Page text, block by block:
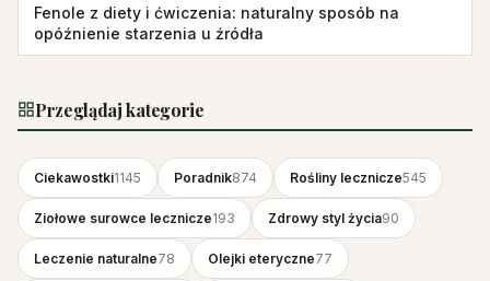
Fenole z diety i ćwiczenia: naturalny sposób na
opóźnienie starzenia u źródła
Przeglądaj kategorie
Ciekawostki1145 Poradnik874 Rośliny lecznicze545
Ziołowe surowce lecznicze193 Zdrowy styl życia90
Leczenie naturalne78 Olejki eteryczne77